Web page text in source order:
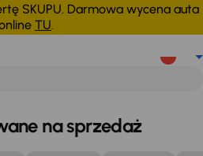
SKUPU. Darmowa wycena auta
TU.
na sprzedaż